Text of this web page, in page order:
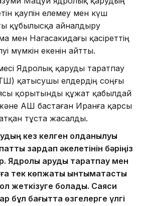
қаупін елемеу мен күш
құбылысқа айналдыру
мен Нагасакидағы қасіреттің
мүмкін екенін айтты.
Ядролық қаруды таратпау
қатысушы елдердің соңғы
қорытынды құжат қабылдай
АҚШ бастаған Иранға қарсы
тұста жасалды.
кез келген қолданылуы
зардап әкелетінін бәріңіз
Ядролық қаруды таратпау мен
тек көпжақты ынтымақтастық
жеткізуге болады. Саяси
бұл бағытта өзгелерге үлгі